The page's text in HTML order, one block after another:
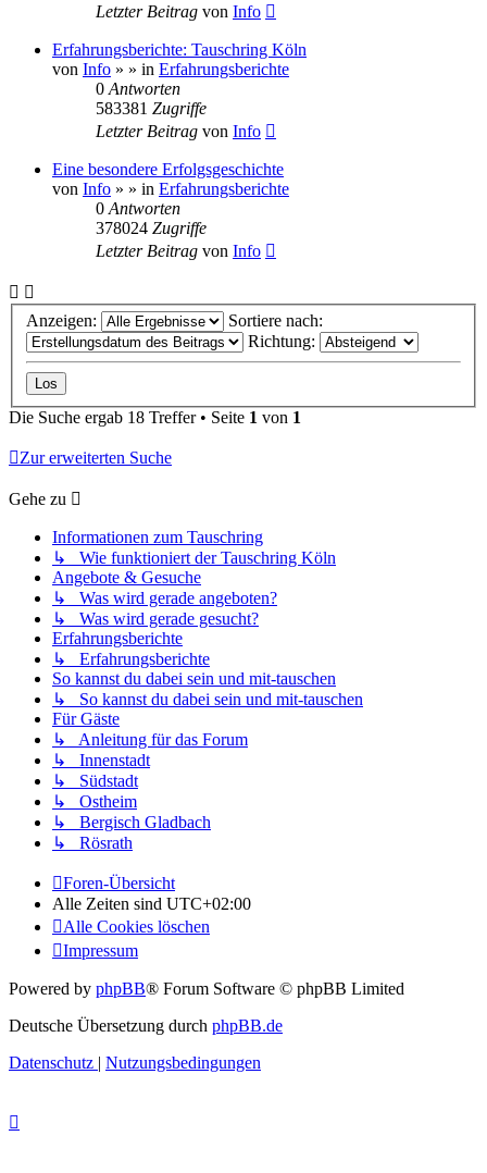
Letzter Beitrag von Info
Erfahrungsberichte: Tauschring Köln
von Info » » in Erfahrungsberichte
0 Antworten
583381 Zugriffe
Letzter Beitrag von Info
Eine besondere Erfolgsgeschichte
von Info » » in Erfahrungsberichte
0 Antworten
378024 Zugriffe
Letzter Beitrag von Info
Anzeigen:
Sortiere nach:
Richtung:
Die Suche ergab 18 Treffer • Seite 1 von 1
Zur erweiterten Suche
Gehe zu
Informationen zum Tauschring
↳ Wie funktioniert der Tauschring Köln
Angebote & Gesuche
↳ Was wird gerade angeboten?
↳ Was wird gerade gesucht?
Erfahrungsberichte
↳ Erfahrungsberichte
So kannst du dabei sein und mit-tauschen
↳ So kannst du dabei sein und mit-tauschen
Für Gäste
↳ Anleitung für das Forum
↳ Innenstadt
↳ Südstadt
↳ Ostheim
↳ Bergisch Gladbach
↳ Rösrath
Foren-Übersicht
Alle Zeiten sind UTC+02:00
Alle Cookies löschen
Impressum
Powered by phpBB® Forum Software © phpBB Limited
Deutsche Übersetzung durch phpBB.de
Datenschutz
Nutzungsbedingungen